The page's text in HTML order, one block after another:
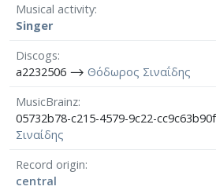
Musical activity
Singer
Discogs
a2232506 ⟶ Θόδωρος Σιναΐδης
MusicBrainz
05732b78-c215-4579-9c22-
Σιναίδης
Record origin
central